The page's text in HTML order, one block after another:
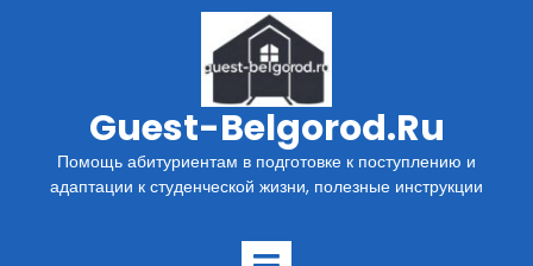
Guest-Belgorod.ru
Помощь абитуриентам в подготовке к поступлению и
адаптации к студенческой жизни, полезные инструкции
Открыть